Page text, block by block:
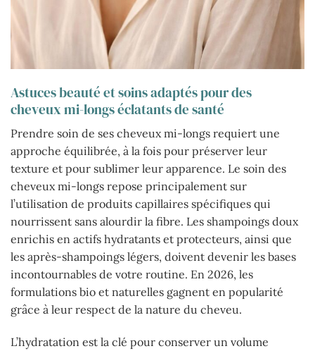
Astuces beauté et soins adaptés pour des
cheveux mi-longs éclatants de santé
Prendre soin de ses cheveux mi-longs requiert une
approche équilibrée, à la fois pour préserver leur
texture et pour sublimer leur apparence. Le soin des
cheveux mi-longs repose principalement sur
l’utilisation de produits capillaires spécifiques qui
nourrissent sans alourdir la fibre. Les shampoings doux
enrichis en actifs hydratants et protecteurs, ainsi que
les après-shampoings légers, doivent devenir les bases
incontournables de votre routine. En 2026, les
formulations bio et naturelles gagnent en popularité
grâce à leur respect de la nature du cheveu.
L’hydratation est la clé pour conserver un volume